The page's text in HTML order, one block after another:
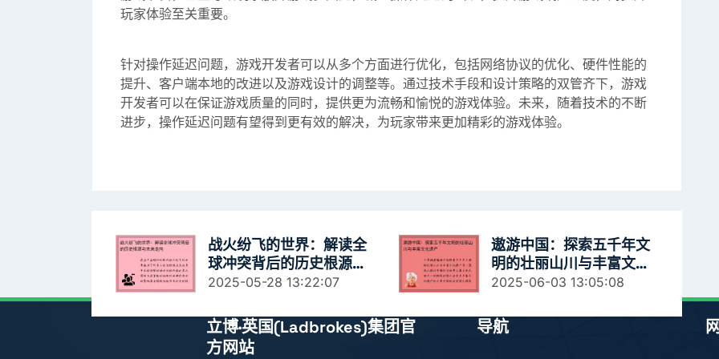
玩家体验至关重要。
针对操作延迟问题，游戏开发者可以从多个方面进行优化，包括网络协议的优化、硬件性能的
提升、客户端本地的改进以及游戏设计的调整等。通过技术手段和设计策略的双管齐下，游戏
开发者可以在保证游戏质量的同时，提供更为流畅和愉悦的游戏体验。未来，随着技术的不断
进步，操作延迟问题有望得到更有效的解决，为玩家带来更加精彩的游戏体验。
战火纷飞的世界：解读全
球冲突背后的历史根源与
未来走向
2025-05-28 13:22:07
遨游中国：探索五千年文
明的壮丽山川与丰富文化
遗产
2025-06-03 13:05:08
立博·英国(ladbrokes)集团官
方网站
导航